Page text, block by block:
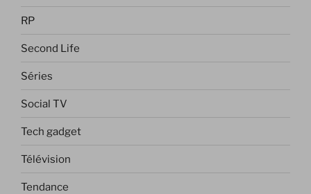
RP
Second Life
Séries
Social TV
Tech gadget
Télévision
Tendance